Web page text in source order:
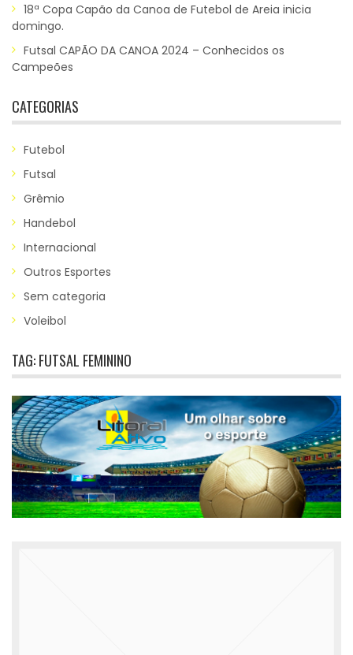
18ª Copa Capão da Canoa de Futebol de Areia inicia
domingo.
Futsal CAPÃO DA CANOA 2024 – Conhecidos os
Campeões
CATEGORIAS
Futebol
Futsal
Grêmio
Handebol
Internacional
Outros Esportes
Sem categoria
Voleibol
TAG:FUTSAL FEMININO